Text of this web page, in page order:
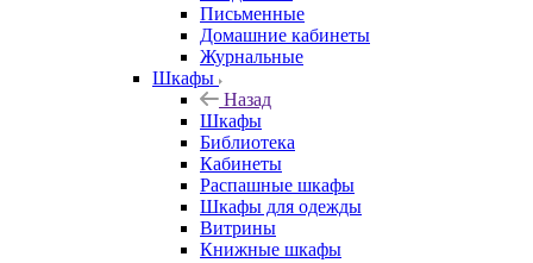
Письменные
Домашние кабинеты
Журнальные
Шкафы
Назад
Шкафы
Библиотека
Кабинеты
Распашные шкафы
Шкафы для одежды
Витрины
Книжные шкафы